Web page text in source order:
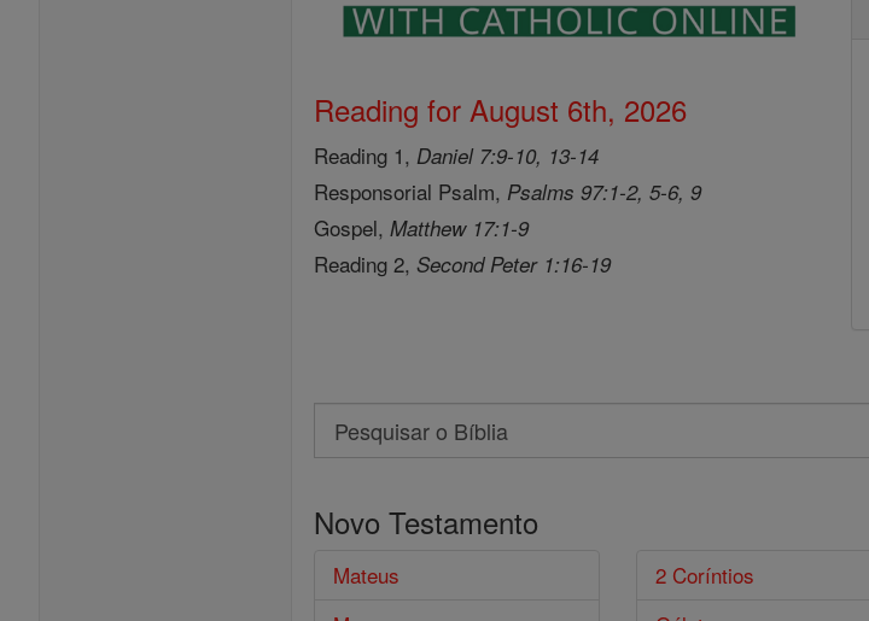
Reading for August 6th, 2026
Reading 1, Daniel 7:9-10, 13-14
Responsorial Psalm, Psalms 97:1-2, 5-6, 9
Gospel,Matthew 17:1-9
Reading 2,Second Peter 1:16-19
Search
Pesquisar
Bíblia
Novo Testamento
Mateus
2 Coríntios